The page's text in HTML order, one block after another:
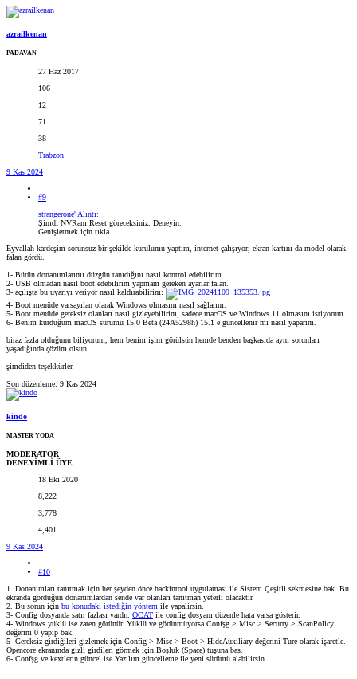
azrailkenan
PADAVAN
27 Haz 2017
106
12
71
38
Trabzon
9 Kas 2024
#9
strangerone' Alıntı:
Şimdi NVRam Reset göreceksiniz. Deneyin.
Genişletmek için tıkla ...
Eyvallah kardeşim sorunsuz bir şekilde kurulumu yaptım, internet çalışıyor, ekran kartını da model olarak
falan gördü.
1- Bütün donanımlarımı düzgün tanıdığını nasıl kontrol edebilirim.
2- USB olmadan nasıl boot edebilirim yapmam gereken ayarlar falan.
3- açılışta bu uyarıyı veriyor nasıl kaldırabilirim:
4- Boot menüde varsayılan olarak Windows olmasını nasıl sağlarım.
5- Boot menüde gereksiz olanları nasıl gizleyebilirim, sadece macOS ve Windows 11 olmasını istiyorum.
6- Benim kurduğum macOS sürümü 15.0 Beta (24A5298h) 15.1 e güncellenir mi nasıl yaparım.
biraz fazla olduğunu biliyorum, hem benim işim görülsün hemde benden başkasıda aynı sorunları
yaşadığında çözüm olsun.
şimdiden teşekkürler
Son düzenleme: 9 Kas 2024
kindo
MASTER YODA
MODERATOR
DENEYİMLİ ÜYE
18 Eki 2020
8,222
3,778
4,401
9 Kas 2024
#10
1. Donanımları tanıtmak için her şeyden önce hackintool uygulaması ile Sistem Çeşitli sekmesine bak. Bu
ekranda gördüğün donanımlardan sende var olanları tanıtman yeterli olacaktır.
2. Bu sorun için bu konudaki istediğin yöntem ile yapalirsin.
3- Config dosyanda satır fazlası vardır. OCAT ile config dosyanı düzenle hata varsa gösterir.
4- Windows yüklü ise zaten görünür. Yüklü ve görünmüyorsa Confşg > Misc > Securty > ScanPolicy
değerini 0 yapıp bak.
5- Gereksiz girdiğileri gizlemek için Config > Misc > Boot > HideAuxiliary değerini Ture olarak işaretle.
Opencore ekranında gizli girdileri görmek için Boşluk (Space) tuşuna bas.
6- Confşg ve kextlerin güncel ise Yazılım güncelleme ile yeni sürümü alabilirsin.